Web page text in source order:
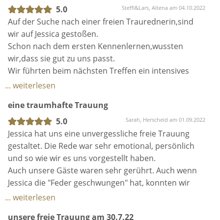
gefallen!
Wir empfehlen Jessica wärmstens weiter :-) !!!
erwartet hatten.
Uns war es sehr wichtig, eine persönliche und
ungezwungene Trauung zu haben, die uns und
unseren Gästen Spaß macht. Wir fanden es ganz
großartig, wie Du die Stationen unserer Beziehung
sehr rührend aber auch mit einer ordentlichen
um uns und unsere Liebe und das war es, was wir
uns für unserer Hochzeitszeremonie gewünscht
haben. Wir möchten uns ganz herzlich für diese
wunderbare Zeremonie und die sehr schönen Ideen
für den Ablauf der Trauung bedanken.
5.0 Steffi&Lars, Altena am 04.10.2022
Auf der Suche nach einer freien Traurednerin,sind
wir auf Jessica gestoßen.
Schon nach dem ersten Kennenlernen,wussten
wir,dass sie gut zu uns passt.
Wir führten beim nächsten Treffen ein intensives
Gespräch und als es endlich soweit war,war die
hatten.Alle unsere Gäste waren begeistert und hatte
so eine schöne,persönliche und unvergessliche
Trauung noch nicht erlebt.
Wir können Jessica wirklich guten Herzens
weiterempfehlen.
... weiterlesen
eine traumhafte Trauung
5.0
Sarah, Herscheid am 01.09.2022
Jessica hat uns eine unvergessliche freie Trauung
gestaltet. Die Rede war sehr emotional, persönlich
und so wie wir es uns vorgestellt haben.
Auch unsere Gäste waren sehr gerührt. Auch wenn
Jessica die "Feder geschwungen" hat, konnten wir
den Ablauf und jedes Detail mitgestalten
... weiterlesen
unsere freie Trauung am 30.7.22